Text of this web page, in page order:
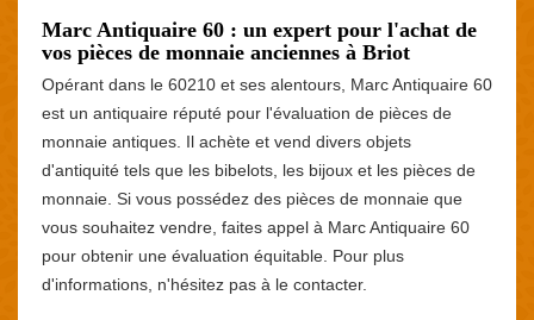
Marc Antiquaire 60 : un expert pour l'achat de
vos pièces de monnaie anciennes à Briot
Opérant dans le 60210 et ses alentours, Marc Antiquaire 60
est un antiquaire réputé pour l'évaluation de pièces de
monnaie antiques. Il achète et vend divers objets
d'antiquité tels que les bibelots, les bijoux et les pièces de
monnaie. Si vous possédez des pièces de monnaie que
vous souhaitez vendre, faites appel à Marc Antiquaire 60
pour obtenir une évaluation équitable. Pour plus
d'informations, n'hésitez pas à le contacter.